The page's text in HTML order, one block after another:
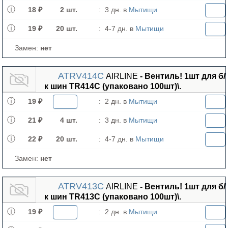
18 ₽ 2 шт. : 3 дн. в Мытищи
19 ₽ 20 шт. : 4-7 дн. в Мытищи
Замен: нет
ATRV414C AIRLINE - Вентиль! 1шт для б/
к шин TR414C (упаковано 100шт)\.
19 ₽ : 2 дн. в Мытищи
21 ₽ 4 шт. : 3 дн. в Мытищи
22 ₽ 20 шт. : 4-7 дн. в Мытищи
Замен: нет
ATRV413C AIRLINE - Вентиль! 1шт для б/
к шин TR413C (упаковано 100шт)\.
19 ₽ : 2 дн. в Мытищи